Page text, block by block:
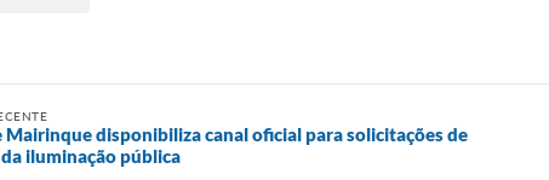
Mairinque disponibiliza canal oficial para solicitações de
iluminação pública